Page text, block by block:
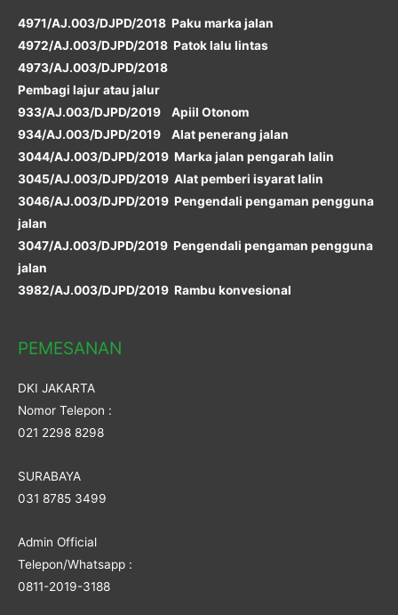
4971/AJ.003/DJPD/2018 Paku marka jalan
4972/AJ.003/DJPD/2018 Patok lalu lintas
4973/AJ.003/DJPD/2018
Pembagi lajur atau jalur
933/AJ.003/DJPD/2019 Apiil Otonom
934/AJ.003/DJPD/2019 Alat penerang jalan
3044/AJ.003/DJPD/2019 Marka jalan pengarah lalin
3045/AJ.003/DJPD/2019 Alat pemberi isyarat lalin
3046/AJ.003/DJPD/2019 Pengendali pengaman pengguna
jalan
3047/AJ.003/DJPD/2019 Pengendali pengaman pengguna
jalan
3982/AJ.003/DJPD/2019 Rambu konvesional
PEMESANAN
DKI JAKARTA
Nomor Telepon :
021 2298 8298
SURABAYA
031 8785 3499
Admin Official
Telepon/Whatsapp :
0811-2019-3188